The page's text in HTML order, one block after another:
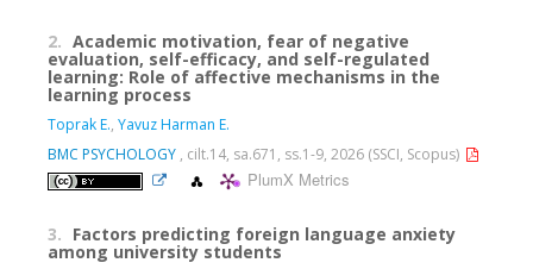
2. Academic motivation, fear of negative
evaluation, self-efficacy, and self-regulated
learning: Role of affective mechanisms in the
learning process
Toprak E., Yavuz Harman E.
BMC PSYCHOLOGY , cilt.14, sa.671, ss.1-9, 2026 (SSCI, Scopus)
PlumX Metrics
3. Factors predicting foreign language anxiety
among university students